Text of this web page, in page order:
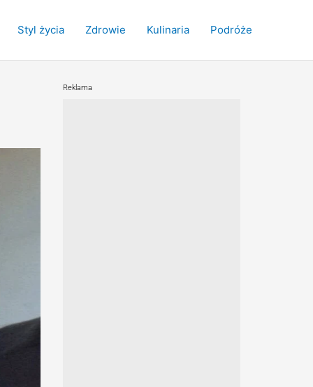
Styl życia Zdrowie Kulinaria Podróże
Reklama